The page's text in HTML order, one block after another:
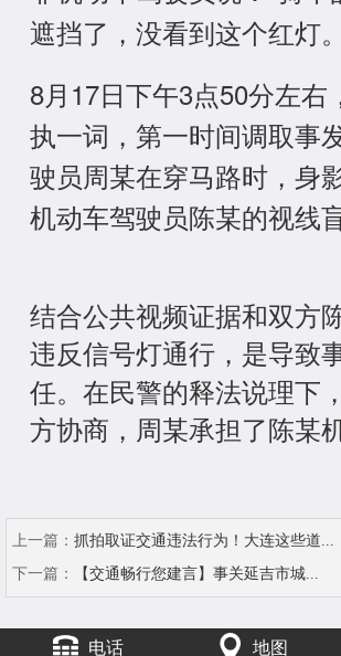
遮挡了，没看到这个红灯
8月17日下午3点50分左
执一词，第一时间调取事
驶员周某在穿马路时，身
机动车驾驶员陈某的视线
结合公共视频证据和双方
违反信号灯通行，是导致
任。在民警的释法说理下
方协商，周某承担了陈某
上一篇： 抓拍取证交通违法行为！大连这些道...
下一篇：
【交通畅行您建言】事关延吉市城...
电话 地图